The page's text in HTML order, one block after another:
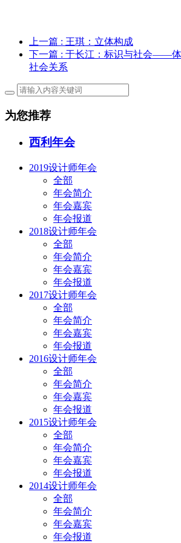
上一篇 : 王琪：立体构成
下一篇 : 于长江：标识与社会——
社会关系
为您推荐
西利年会
2019设计师年会
全部
年会简介
年会嘉宾
年会报道
2018设计师年会
全部
年会简介
年会嘉宾
年会报道
2017设计师年会
全部
年会简介
年会嘉宾
年会报道
2016设计师年会
全部
年会简介
年会嘉宾
年会报道
2015设计师年会
全部
年会简介
年会嘉宾
年会报道
2014设计师年会
全部
年会简介
年会嘉宾
年会报道